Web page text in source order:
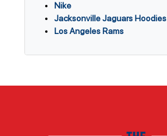
Nike
Jacksonville Jaguars Hoodies
Los Angeles Rams